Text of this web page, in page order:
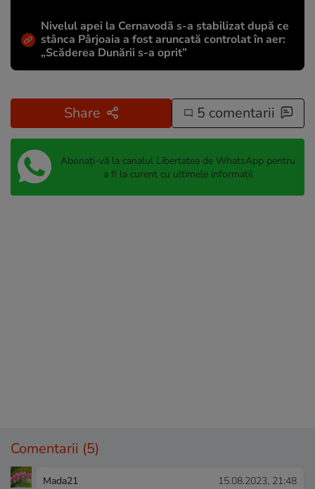
Nivelul apei la Cernavodă s-a stabilizat după ce
stânca Pârjoaia a fost aruncată controlat în aer:
„Scăderea Dunării s-a oprit”
Share 5 comentarii
Abonați-vă la canalul Libertatea de WhatsApp pentru
a fi la curent cu ultimele informații
Comentarii (5)
Mada21 15.08.2023, 21:48